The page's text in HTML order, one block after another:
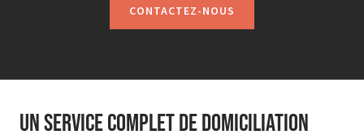
CONTACTEZ-NOUS
Un service complet de domiciliation